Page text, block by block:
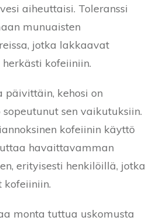
aiheuttaisi. Toleranssi
munuaisten
jotka lakkaavat
kofeiiniin.
päivittäin, kehosi on
sen vaikutuksiin.
kofeiinin käyttö
havaittavamman
erityisesti henkilöillä, jotka
kofeiiniin.
monta tuttua uskomusta